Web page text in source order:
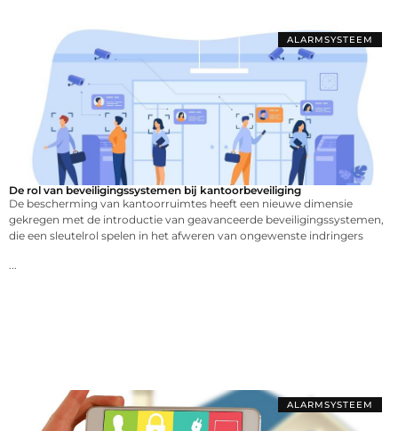
ALARMSYSTEEM
De rol van beveiligingssystemen bij kantoorbeveiliging
De bescherming van kantoorruimtes heeft een nieuwe dimensie
gekregen met de introductie van geavanceerde beveiligingssystemen,
die een sleutelrol spelen in het afweren van ongewenste indringers
ALARMSYSTEEM